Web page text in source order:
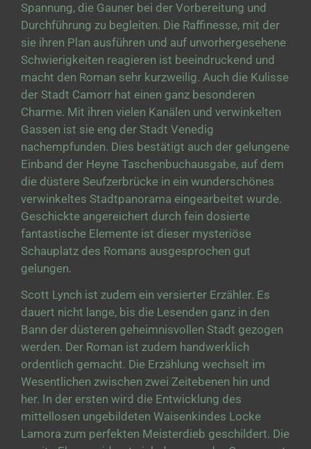
Spannung, die Gauner bei der Vorbereitung und
Durchführung zu begleiten. Die Raffinesse, mit der
sie ihren Plan ausführen und auf unvorhergesehene
Schwierigkeiten reagieren ist beeindruckend und
macht den Roman sehr kurzweilig. Auch die Kulisse
der Stadt Camorr hat einen ganz besonderen
Charme. Mit ihren vielen Kanälen und verwinkelten
Gassen ist sie eng der Stadt Venedig
nachempfunden. Dies bestätigt auch der gelungene
Einband der Heyne Taschenbuchausgabe, auf dem
die düstere Seufzerbrücke in ein wunderschönes
verwinkeltes Stadtpanorama eingearbeitet wurde.
Geschickte angereichert durch fein dosierte
fantastische Elemente ist dieser mysteriöse
Schauplatz des Romans ausgesprochen gut
gelungen.
Scott Lynch ist zudem ein versierter Erzähler. Es
dauert nicht lange, bis die Lesenden ganz in den
Bann der düsteren geheimnisvollen Stadt gezogen
werden. Der Roman ist zudem handwerklich
ordentlich gemacht. Die Erzählung wechselt im
Wesentlichen zwischen zwei Zeitebenen hin und
her. In der ersten wird die Entwicklung des
mittellosen ungebildeten Waisenkindes Locke
Lamora zum perfekten Meisterdieb geschildert. Die